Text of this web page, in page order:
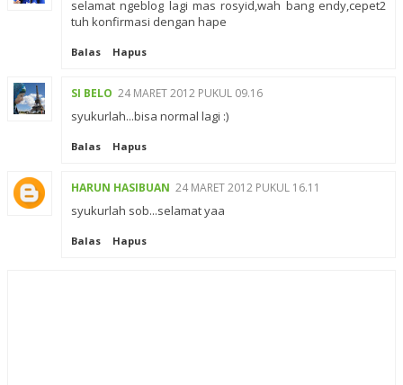
selamat ngeblog lagi mas rosyid,wah bang endy,cepet2
tuh konfirmasi dengan hape
Balas Hapus
SI BELO 24 MARET 2012 PUKUL 09.16
syukurlah...bisa normal lagi :)
Balas Hapus
HARUN HASIBUAN 24 MARET 2012 PUKUL 16.11
syukurlah sob...selamat yaa
Balas Hapus